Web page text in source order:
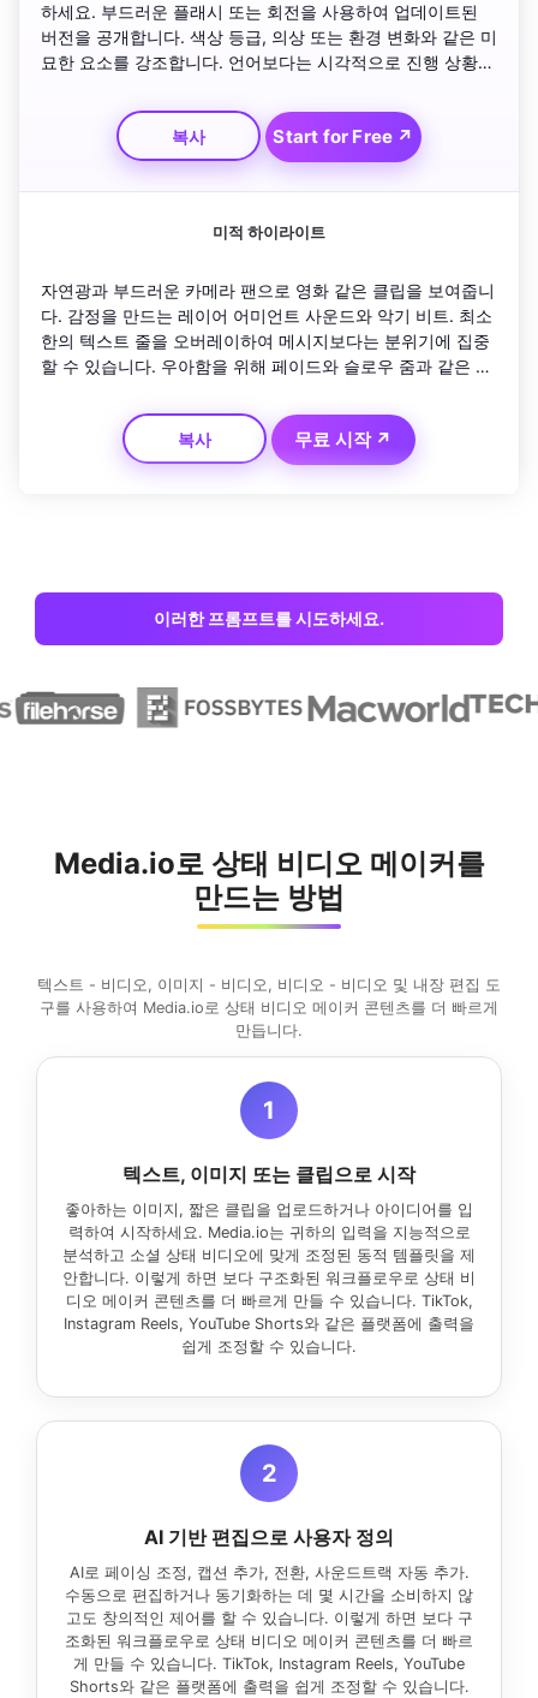
하세요. 부드러운 플래시 또는 회전을 사용하여 업데이트된
버전을 공개합니다. 색상 등급, 의상 또는 환경 변화와 같은 미
묘한 요소를 강조합니다. 언어보다는 시각적으로 진행 상황을
하세요. 비트에 동기화된 쾌활한 아우트로 효과로 마무리합니
복사 Start for Free ↗
미적 하이라이트
자연광과 부드러운 카메라 팬으로 영화 같은 클립을 보여줍니
다. 감정을 만드는 레이어 어미언트 사운드와 악기 비트. 최소
한의 텍스트 줄을 오버레이하여 메시지보다는 분위기에 집중
할 수 있습니다. 우아함을 위해 페이드와 슬로우 줌과 같은 전
라는 응집력 있는 팔레트를 만드세요. 고요하고 세련된 상태
업데이트에 완벽합니다.
복사 무료 시작 ↗
이러한 프롬프트를 시도하세요.
Media.io로 상태 비디오 메이커를
만드는 방법
텍스트 - 비디오, 이미지 - 비디오, 비디오 - 비디오 및 내장 편집 도
구를 사용하여 Media.io로 상태 비디오 메이커 콘텐츠를 더 빠르게
만듭니다.
1
텍스트, 이미지 또는 클립으로 시작
좋아하는 이미지, 짧은 클립을 업로드하거나 아이디어를 입
력하여 시작하세요. Media.io는 귀하의 입력을 지능적으로
분석하고 소셜 상태 비디오에 맞게 조정된 동적 템플릿을 제
안합니다. 이렇게 하면 보다 구조화된 워크플로우로 상태 비
디오 메이커 콘텐츠를 더 빠르게 만들 수 있습니다. TikTok,
Instagram Reels, YouTube Shorts와 같은 플랫폼에 출력을
쉽게 조정할 수 있습니다.
2
AI 기반 편집으로 사용자 정의
AI로 페이싱 조정, 캡션 추가, 전환, 사운드트랙 자동 추가.
수동으로 편집하거나 동기화하는 데 몇 시간을 소비하지 않
고도 창의적인 제어를 할 수 있습니다. 이렇게 하면 보다 구
조화된 워크플로우로 상태 비디오 메이커 콘텐츠를 더 빠르
게 만들 수 있습니다. TikTok, Instagram Reels, YouTube
Shorts와 같은 플랫폼에 출력을 쉽게 조정할 수 있습니다.